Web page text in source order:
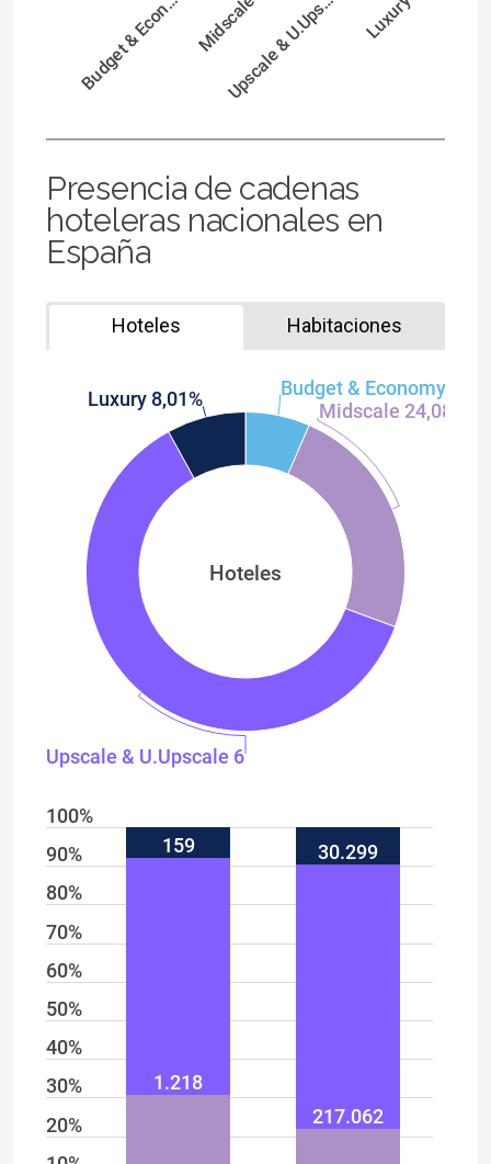
Budget & Econ… Midscale
Upscale & U.Ups… Luxury
Presencia de cadenas
hoteleras nacionales en
España
Hoteles Habitaciones
Hoteles
Midscale 24,08%
Upscale & U.Upscale 61,36%
Luxury 8,01%
100%
90%
80%
70%
60%
50%
40%
30%
20%
1.218
159
217.062
30.299